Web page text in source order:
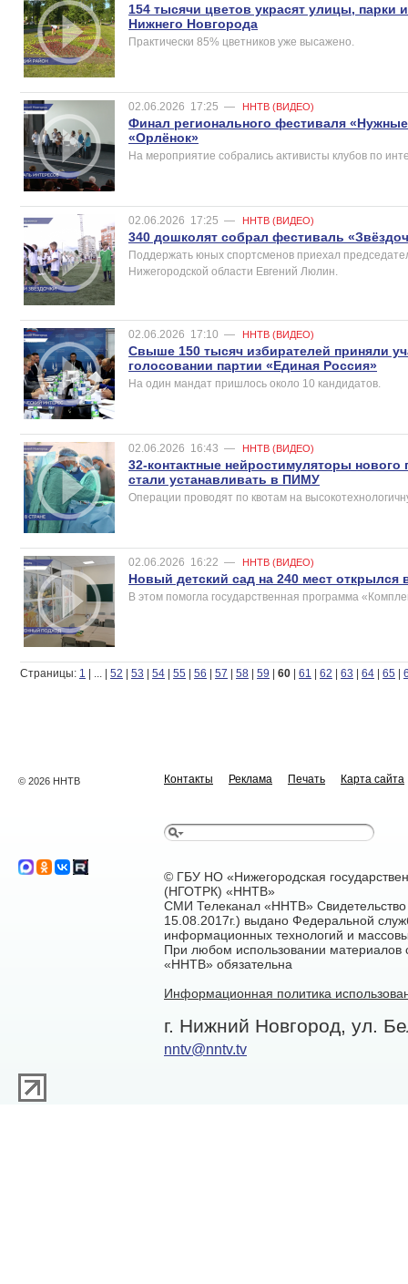
154 тысячи цветов украсят улицы, парки
Нижнего Новгорода
Практически 85% цветников уже высажено.
02.06.2026 17:25 — ННТВ (ВИДЕО)
Финал регионального фестиваля
«Орлёнок»
На мероприятие собрались активисты клубов по
02.06.2026 17:25 — ННТВ (ВИДЕО)
340 дошколят собрал фестиваль
Поддержать юных спортсменов приехал
Нижегородской области Евгений Люлин.
02.06.2026 17:10 — ННТВ (ВИДЕО)
Свыше 150 тысяч избирателей приняли
голосовании партии «Единая Россия»
На один мандат пришлось около 10 кандидатов.
02.06.2026 16:43 — ННТВ (ВИДЕО)
32-контактные нейростимуляторы
стали устанавливать в ПИМУ
Операции проводят по квотам на
02.06.2026 16:22 — ННТВ (ВИДЕО)
Новый детский сад на 240 мест открылся
В этом помогла государственная программа
Страницы: 1 | | 52 | 53 | 54 | 55 | 56 | 57 | 58 | 59 | 60 | 61 | 62 | 63 | 64 | 65 |
© 2026 ННТВ Контакты Реклама Печать Карта сайта
© ГБУ НО «Нижегородская
(НГОТРК) «ННТВ»
СМИ Телеканал «ННТВ»
15.08.2017г.) выдано Федеральной
информационных технологий и
При любом использовании материалов
«ННТВ» обязательна
Информационная политика
г. Нижний Новгород, ул.
nntv@nntv.tv